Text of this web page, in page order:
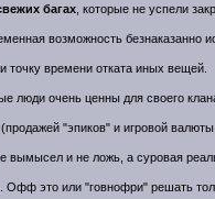
багах , которые не успели
возможность безнаказанно
точку времени отката иных вещей.
люди очень ценны для своего
"эпиков" и игровой валюты
вымысел и не ложь, а суровая
это или "говнофри" решать